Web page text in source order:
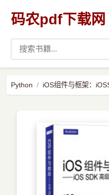
码农pdf下载网
Python iOS组件与框架：